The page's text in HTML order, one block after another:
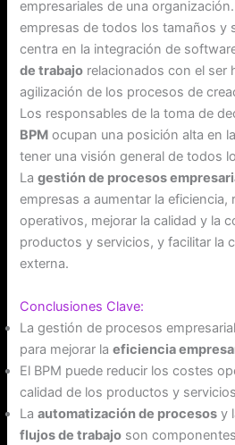
empresariales de una
empresas de todos los tamaños y
centra en la integración de
de trabajo relacionados con el ser
agilización de los procesos de
Los responsables de la toma de
BPM ocupan una posición alta en
tener una visión general de todos
Lagestión de procesos
empresas a aumentar la eficiencia,
operativos, mejorar la calidad y la
productos y servicios, y facilitar la
externa.
Conclusiones Clave:
La gestión de procesos
para mejorar laeficiencia
El BPM puede reducir los costes
calidad de los productos y
Laautomatización de procesos y
flujos de trabajo son